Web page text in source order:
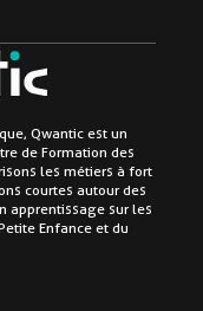
Qwantic est un
de Formation des
les métiers à fort
courtes autour des
apprentissage sur les
Enfance et du